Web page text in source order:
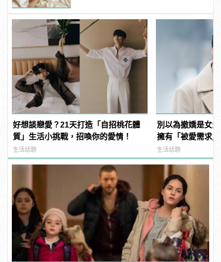
好想談戀愛？21天打造「自招桃花體
質」生活小挑戰，招喚你的愛情！
生活話題
別以為撤嬌是女
擁有「被愛需求」
生活話題